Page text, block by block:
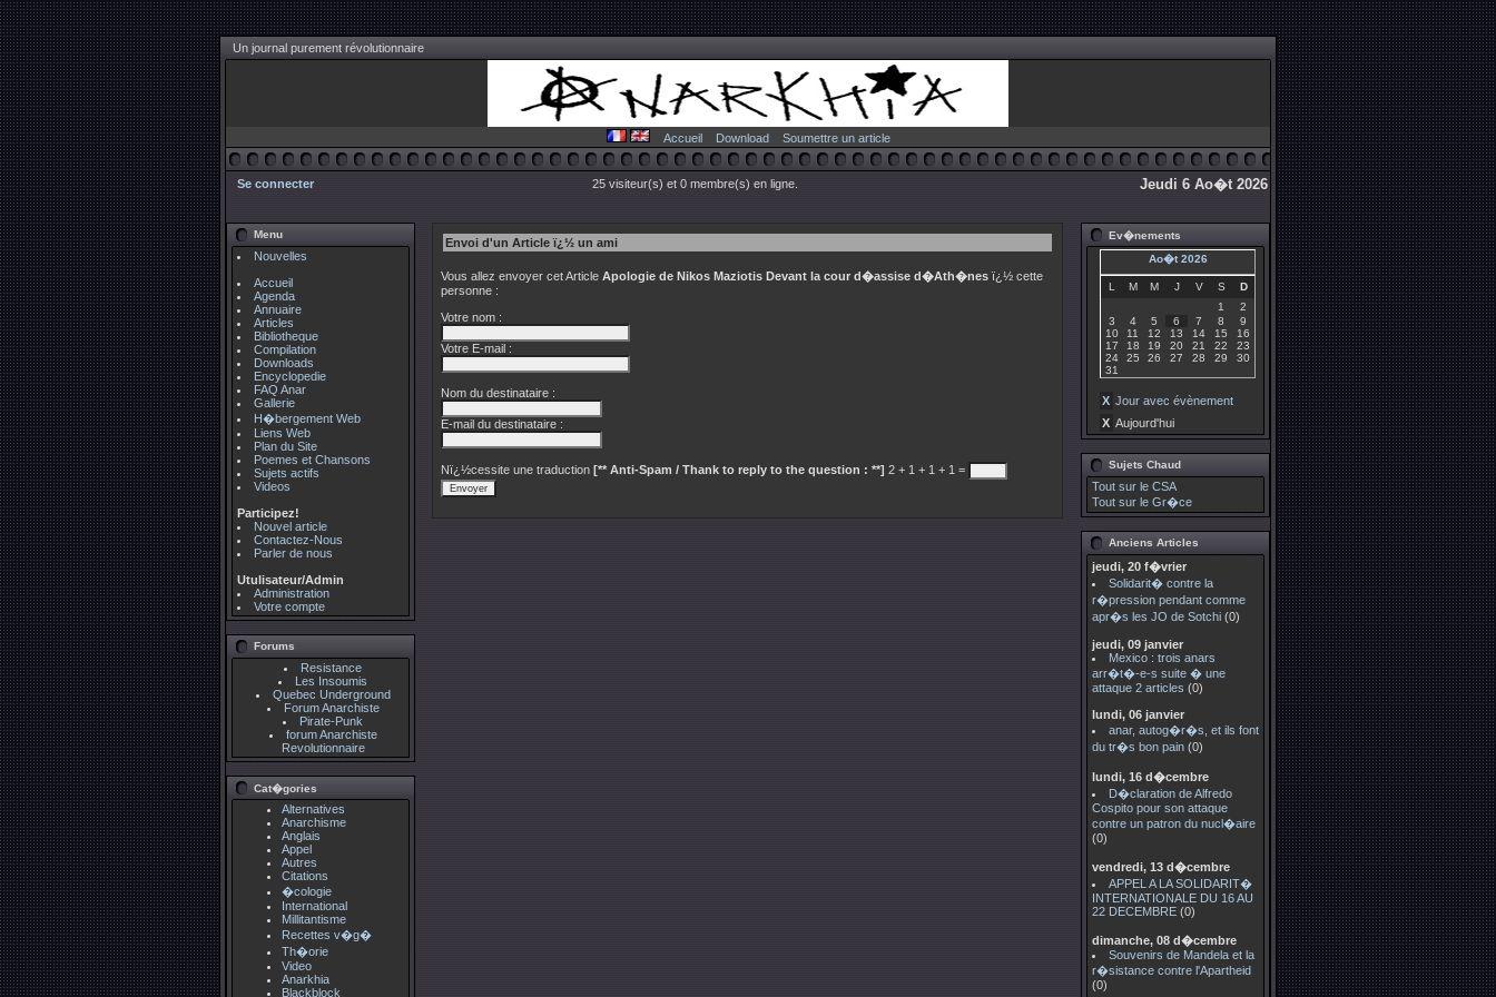
Un journal purement révolutionnaire
Accueil Download Soumettre un article
Se connecter 25 visiteur(s) et 0 membre(s) en ligne. Jeudi 6 Ao�t 2026
Menu
Nouvelles
Accueil
Agenda
Annuaire
Articles
Bibliotheque
Compilation
Downloads
Encyclopedie
FAQ Anar
Gallerie
H�bergement Web
Liens Web
Plan du Site
Poemes et Chansons
Sujets actifs
Videos
Participez!
Nouvel article
Contactez-Nous
Parler de nous
Utulisateur/Admin
Administration
Votre compte
Forums
Resistance
Les Insoumis
Quebec Underground
Forum Anarchiste
Pirate-Punk
forum Anarchiste
Revolutionnaire
Cat�gories
Alternatives
Anarchisme
Anglais
Appel
Autres
Citations
�cologie
International
Millitantisme
Recettes v�g�
Th�orie
Video
Anarkhia
Blackblock
Envoi d'un Article ï¿½ un ami
Vous allez envoyer cet Article Apologie de Nikos Maziotis Devant la cour d�assise d�Ath�nes ï¿½ cette
personne :
Votre nom :
Votre E-mail :
Nom du destinataire :
E-mail du destinataire :
Nï¿½cessite une traduction [** Anti-Spam / Thank to reply to the question : **] 2 + 1 + 1 + 1 =
Ev�nements
Ao�t 2026
L M M J V S
D
1
2
3
4 5 6 7 8
9
10
11 12 13 14 15
16
17
18 19 20 21 22
23
24
25 26 27 28 29
30
31
X Jour avec évènement
X Aujourd'hui
Sujets Chaud
Tout sur le CSA
Tout sur le Gr�ce
Anciens Articles
jeudi, 20 f�vrier
Solidarit� contre la
r�pression pendant comme
apr�s les JO de Sotchi (0)
jeudi, 09 janvier
Mexico : trois anars
arr�t�-e-s suite � une
attaque 2 articles (0)
lundi, 06 janvier
anar, autog�r�s, et ils font
du tr�s bon pain (0)
lundi, 16 d�cembre
D�claration de Alfredo
Cospito pour son attaque
contre un patron du nucl�aire
(0)
vendredi, 13 d�cembre
APPEL A LA SOLIDARIT�
INTERNATIONALE DU 16 AU
22 DECEMBRE (0)
dimanche, 08 d�cembre
Souvenirs de Mandela et la
r�sistance contre l'Apartheid
(0)